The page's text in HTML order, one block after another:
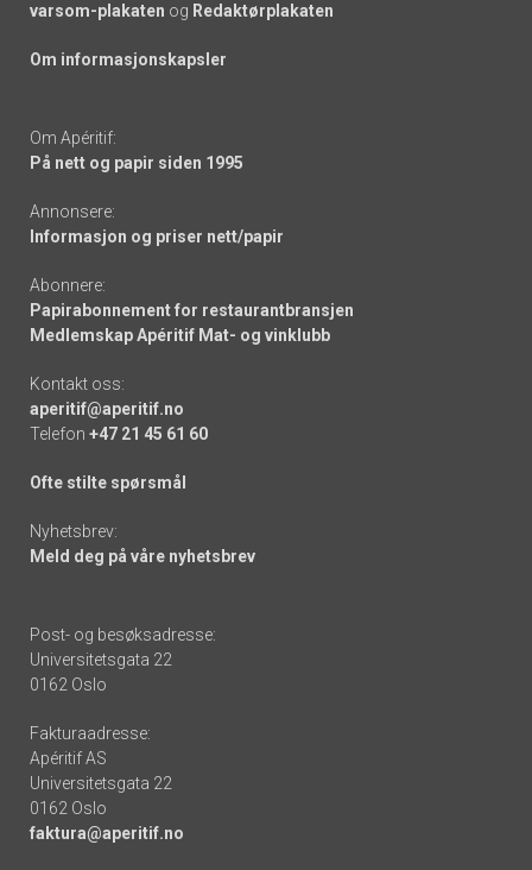
varsom-plakaten og Redaktørplakaten
Om informasjonskapsler
Om Apéritif:
På nett og papir siden 1995
Annonsere:
Informasjon og priser nett/papir
Abonnere:
Papirabonnement for restaurantbransjen
Medlemskap Apéritif Mat- og vinklubb
Kontakt oss:
aperitif@aperitif.no
Telefon +47 21 45 61 60
Ofte stilte spørsmål
Nyhetsbrev:
Meld deg på våre nyhetsbrev
Post- og besøksadresse:
Universitetsgata 22
0162 Oslo
Fakturaadresse:
Apéritif AS
Universitetsgata 22
0162 Oslo
faktura@aperitif.no